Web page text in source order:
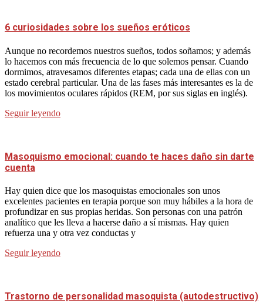
6 curiosidades sobre los sueños eróticos
Aunque no recordemos nuestros sueños, todos soñamos; y además
lo hacemos con más frecuencia de lo que solemos pensar. Cuando
dormimos, atravesamos diferentes etapas; cada una de ellas con un
estado cerebral particular. Una de las fases más interesantes es la de
los movimientos oculares rápidos (REM, por sus siglas en inglés).
Seguir leyendo
Masoquismo emocional: cuando te haces daño sin darte
cuenta
Hay quien dice que los masoquistas emocionales son unos
excelentes pacientes en terapia porque son muy hábiles a la hora de
profundizar en sus propias heridas. Son personas con una patrón
analítico que les lleva a hacerse daño a sí mismas. Hay quien
refuerza una y otra vez conductas y
Seguir leyendo
Trastorno de personalidad masoquista (autodestructivo)